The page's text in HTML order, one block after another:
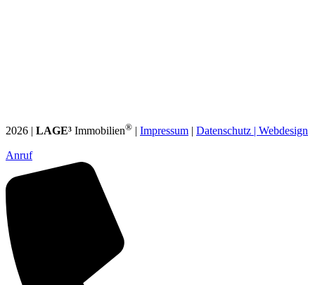
2026 | LAGE³ Immobilien® Impressum Datenschutz | Webdesign
Anruf